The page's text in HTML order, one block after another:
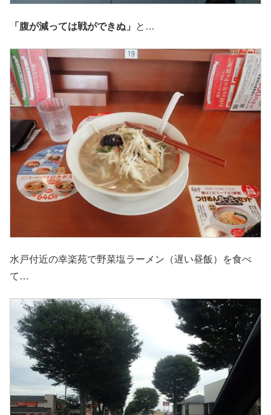
「腹が減っては戦ができぬ」 と…
水戸付近の幸楽苑で野菜塩ラーメン（遅い昼飯）を食べ
て…